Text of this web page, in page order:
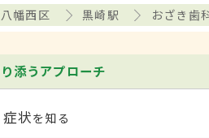
幡西区 黒崎駅 おざき歯
添うアプローチ
症状を知る